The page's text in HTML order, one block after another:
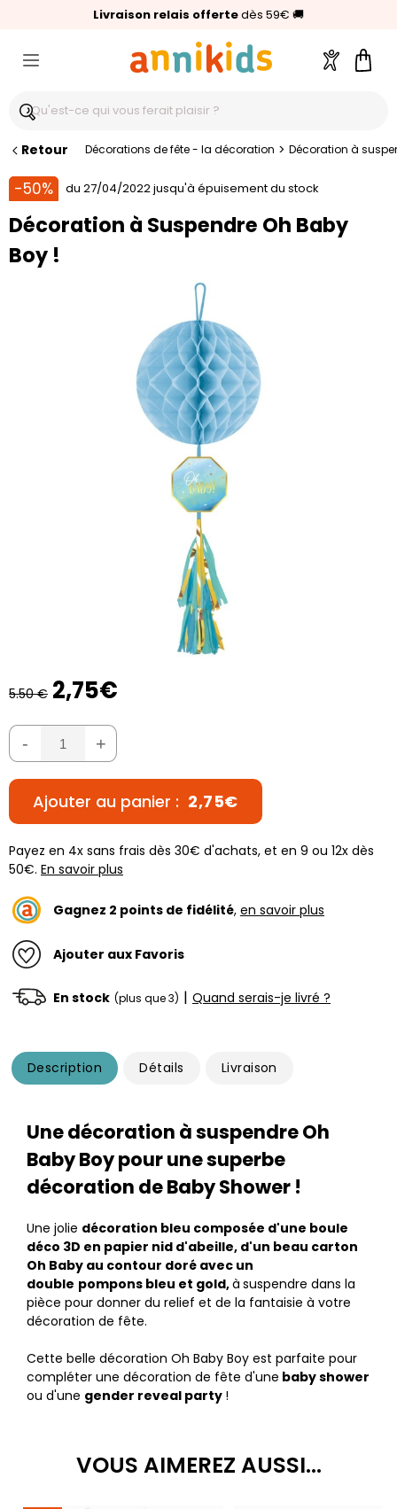
Livraison relais offertedès 59€ 🚚
🥇Palmarès Capital 2025 :Annikids N°1
⭐⭐⭐⭐⭐4,6/5(24 000 avis clients)
Compte
Retour Décorations de fête - la décoration > Décoration à
-50% du 27/04/2022 jusqu'à épuisement du stock
Décoration à Suspendre Oh Baby
Boy !
5.50 € 2,75€
- +
Ajouter au panier : 2,75€
Payez en 4x sans frais dès 30€ d'achats, et en 9 ou 12x dès
50€. En savoir plus
Gagnez 2 points de fidélité, en savoir plus
Ajouter aux Favoris
En stock (plus que 3) | Quand serais-je livré ?
Description Détails Livraison
Une décoration à suspendre Oh
Baby Boy pour une superbe
décoration de Baby Shower !
Une jolie décoration bleu composée d'une boule
déco 3D en papier nid d'abeille, d'un beau carton
Oh Baby au contour doré avec un
double pompons bleu et gold,à suspendre dans la
pièce pour donner du relief et de la fantaisie à votre
décoration de fête. ​
Cette belle décoration Oh Baby Boy est parfaite pour
compléter une décoration de fête d'une baby shower
ou d'une gender reveal party !
VOUS AIMEREZ AUSSI...